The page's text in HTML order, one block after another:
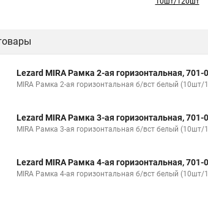
Lezard MIRA Рамка 2-ая горизонтальная, 701-
MIRA Рамка 2-ая горизонтальная б/вст белый (10шт/
Lezard MIRA Рамка 3-ая горизонтальная, 701-
MIRA Рамка 3-ая горизонтальная б/вст белый (10шт/
Lezard MIRA Рамка 4-ая горизонтальная, 701-
MIRA Рамка 4-ая горизонтальная б/вст белый (10шт/